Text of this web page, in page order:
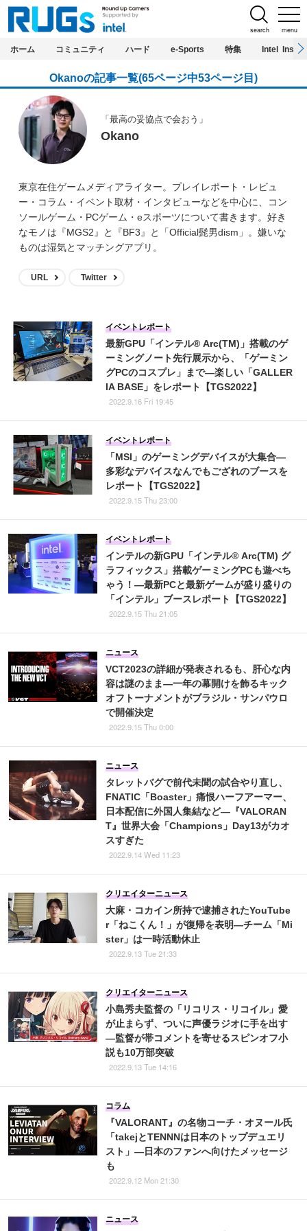
menu
search
ホーム コミュニティ ハード e-Sports 特集 Intel Inside
Okanoの記事一覧(65ページ中53ページ目)
「最高の妥協点で会おう」
Okano
東京在住ゲームメディアライター。プレイレポート・レビュ
ー・コラム・イベント取材・インタビューなどを中心に、コン
ソールゲーム・PCゲーム・eスポーツについて書きます。好き
なモノは『MGS2』と『BF3』と「Official髭男dism」。嫌いな
ものは湿気とマッチングアプリ。
URL Twitter
最新GPU「インテル® Arc(TM)」搭載のゲ
ーミングノート先行展示から、「ゲーミン
グPCのコスプレ」まで―楽しい「GALLER
IA BASE」をレポート【TGS2022】
イベントレポート
2022.9.16 Fri 19:45
「MSI」のゲーミングデバイスが大集合―
多彩なデバイスなんでもござれのブースを
レポート【TGS2022】
イベントレポート
2022.9.15 Thu 23:00
インテルの新GPU「インテル® Arc(TM) グ
ラフィックス」搭載ゲーミングPCも遊べち
ゃう！―最新PCと最新ゲームが盛り盛りの
「インテル」ブースレポート【TGS2022】
イベントレポート
2022.9.15 Thu 21:05
VCT2023の詳細が発表されるも、肝心な内
容は謎のまま―一年の幕開けを飾るキック
オフトーナメントがブラジル・サンパウロ
で開催決定
ニュース
2022.9.15 Thu 0:00
タレットバグで前代未聞の試合やり直し、
FNATIC「Boaster」痛恨ハーフアーマー、
日本配信に外国人集結など―『VALORAN
T』世界大会「Champions」Day13がカオ
スすぎた
ニュース
2022.9.14 Wed 11:23
大麻・コカイン所持で逮捕されたYouTube
r「ねこくん！」が復帰を表明―チーム「Mi
ster」は一時活動休止
クリエイターニュース
2022.9.13 Tue 21:33
小島秀夫監督の「リコリス・リコイル」愛
が止まらず、ついに声優ラジオに手を出す
―監督が帯コメントを寄せるスピンオフ小
説も10万部突破
クリエイターニュース
2022.9.13 Tue 14:16
『VALORANT』の名物コーチ・オヌール氏
「takejとTENNNは日本のトップデュエリ
スト」―日本のファンへ向けたメッセージ
も
コラム
2022.9.12 Mon 21:30
ニュース